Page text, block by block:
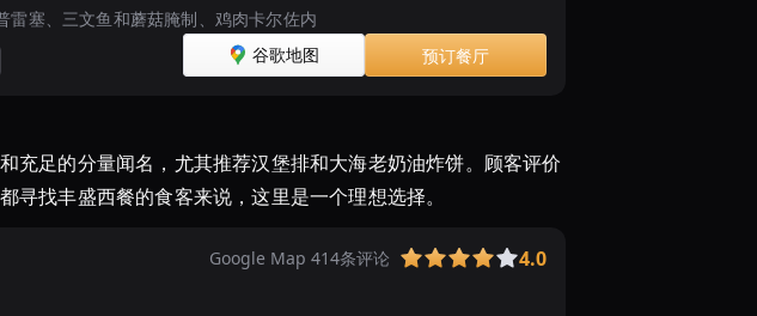
グ
TOP17！
老
ら
...
の
塞、三文鱼和蘑菇腌制、鸡肉卡尔佐内
谷歌地图 预订餐厅
充足的分量闻名，尤其推荐汉堡排和大海老奶油炸饼。顾客评价
找丰盛西餐的食客来说，这里是一个理想选择。
Google Map 414条评论 4.0